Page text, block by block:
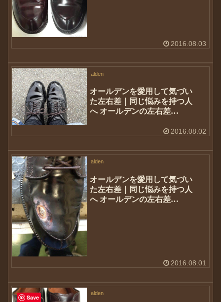
2016.08.03
alden
オールデンを愛用して気づい
た左右差｜同じ悩みを持つ人
へ オールデンの左右差
2016.08.02
alden
オールデンを愛用して気づい
た左右差｜同じ悩みを持つ人
へ オールデンの左右差
2016.08.01
alden
Save